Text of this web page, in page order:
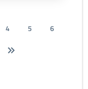
4 5
6